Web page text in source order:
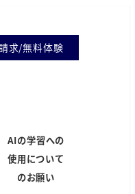
求/無料体験
AIの学習への
使用について
のお願い